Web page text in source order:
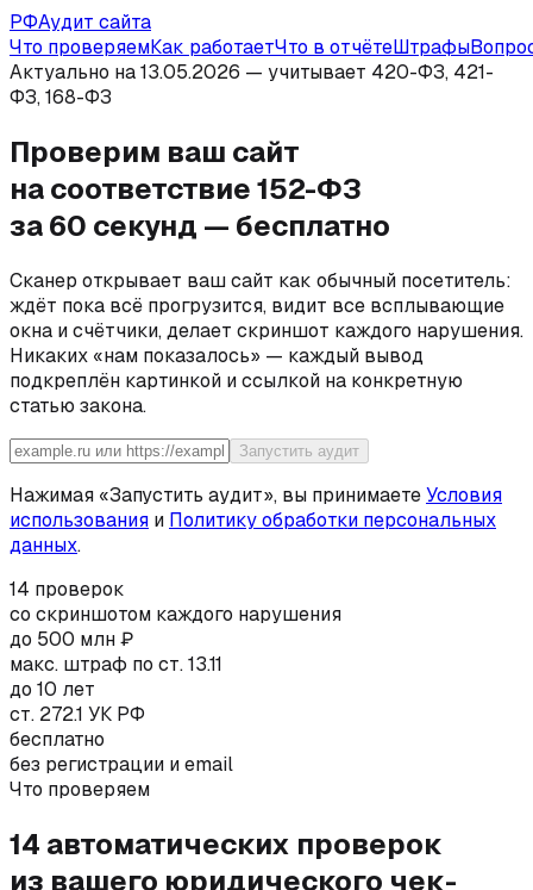
РФАудит сайта
Что проверяемКак работаетЧто в отчётеШтрафы
Актуально на 13.05.2026 — учитывает 420-ФЗ, 421-
ФЗ, 168-ФЗ
Проверим ваш сайт
на соответствие 152-ФЗ
за 60 секунд — бесплатно
Сканер открывает ваш сайт как обычный посетитель:
ждёт пока всё прогрузится, видит все всплывающие
окна и счётчики, делает скриншот каждого нарушения.
Никаких «нам показалось» — каждый вывод
подкреплён картинкой и ссылкой на конкретную
статью закона.
Запустить аудит
Нажимая «Запустить аудит», вы принимаетеУсловия
использования и Политику обработки персональных
данных.
14 проверок
со скриншотом каждого нарушения
до 500 млн ₽
макс. штраф по ст. 13.11
до 10 лет
ст. 272.1 УК РФ
бесплатно
без регистрации и email
Что проверяем
14 автоматических проверок
из вашего юридического чек-